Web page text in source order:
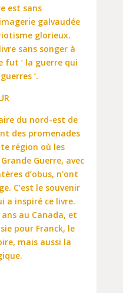
est sans
galvaudée
glorieux.
sans songer à
fut ‘ la guerre qui
‘.
du nord-est de
des promenades
région où les
Guerre, avec
d’obus, n’ont
C’est le souvenir
a inspiré ce livre.
au Canada, et
pour Franck, le
mais aussi la